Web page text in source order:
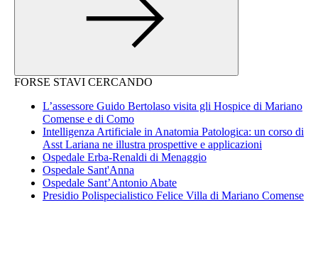
FORSE STAVI CERCANDO
L’assessore Guido Bertolaso visita gli Hospice di Mariano
Comense e di Como
Intelligenza Artificiale in Anatomia Patologica: un corso di
Asst Lariana ne illustra prospettive e applicazioni
Ospedale Erba-Renaldi di Menaggio
Ospedale Sant'Anna
Ospedale Sant’Antonio Abate
Presidio Polispecialistico Felice Villa di Mariano Comense